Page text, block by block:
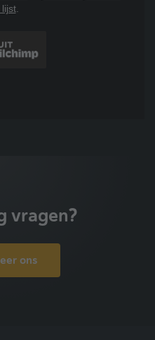
.
vragen?
ons